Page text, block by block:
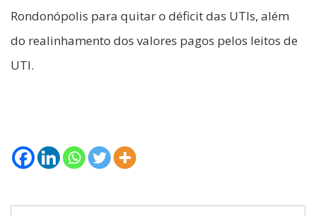
Rondonópolis para quitar o déficit das UTIs, além
do realinhamento dos valores pagos pelos leitos de
UTI.